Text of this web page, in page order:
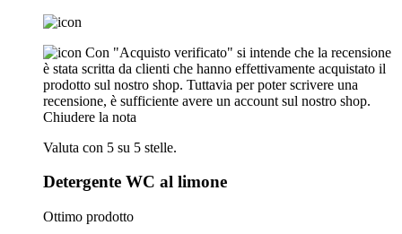
Con "Acquisto verificato" si intende che la recensione
è stata scritta da clienti che hanno effettivamente acquistato il
prodotto sul nostro shop. Tuttavia per poter scrivere una
recensione, è sufficiente avere un account sul nostro shop.
Chiudere la nota
Valuta con 5 su 5 stelle.
Detergente WC al limone
Ottimo prodotto